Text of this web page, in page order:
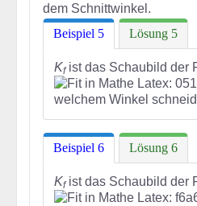
dem Schnittwinkel.
Beispiel 5
Lösung 5
Kfist das Schaubild der
welchem Winkel
Beispiel 6 Lösung 6
Kfist das Schaubild der